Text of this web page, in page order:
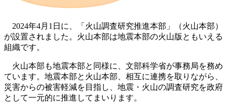
2024年4月1日に、「火山調査研究推進本部」（火山本部）
が設置されました。火山本部は地震本部の火山版ともいえる
組織です。
火山本部も地震本部と同様に、文部科学省が事務局を務め
ています。地震本部と火山本部、相互に連携を取りながら、
災害からの被害軽減を目指し、地震・火山の調査研究を政府
として一元的に推進してまいります。